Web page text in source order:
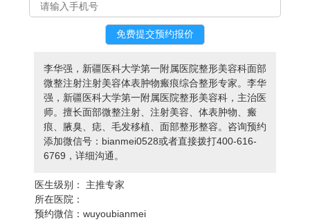
李华强，新疆医科大学第一附属医院整形美容科面部
微整注射注射美容体表肿物瘢痕综合整形专家。李华
强，新疆医科大学第一附属医院整形美容科，主治医
师。擅长面部微整注射、注射美容、体表肿物、瘢
痕、腋臭、痣、毛发移植、面部整形整容。咨询预约
添加微信号：bianmei0528或者直接拨打400-616-
6769，详细沟通。
医生级别：
主推专家
所在医院：
预约微信：wuyoubianmei